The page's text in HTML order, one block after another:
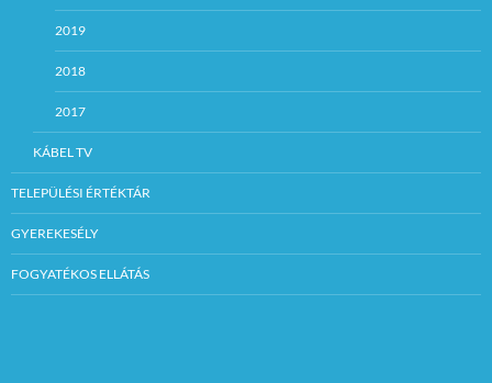
2019
2018
2017
KÁBEL TV
TELEPÜLÉSI ÉRTÉKTÁR
GYEREKESÉLY
FOGYATÉKOS ELLÁTÁS